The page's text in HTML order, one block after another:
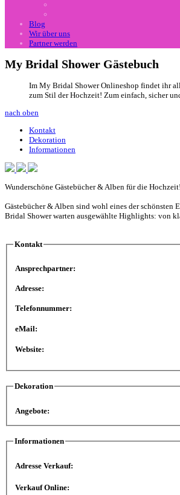
Blog
Wir über uns
Partner werden
My Bridal Shower Gästebuch
Im My Bridal ShowerOnlineshop findet ihr
zum Stil der Hochzeit! Zum einfach, sicher
nach oben
Kontakt
Dekoration
Informationen
Wunderschöne Gästebücher & Alben für die Hochzeit!
Gästebücher & Alben sind wohl eines der schönsten
Bridal Showerwarten ausgewählte Highlights: von
Kontakt
Ansprechpartner:
Adresse:
Telefonnummer:
eMail:
Website:
Dekoration
Angebote:
Informationen
Adresse Verkauf:
Verkauf Online: